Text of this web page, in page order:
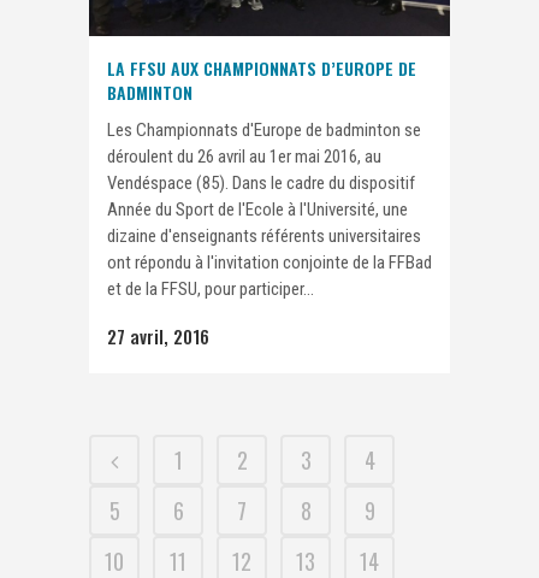
LA FFSU AUX CHAMPIONNATS D’EUROPE DE
BADMINTON
Les Championnats d'Europe de badminton se
déroulent du 26 avril au 1er mai 2016, au
Vendéspace (85). Dans le cadre du dispositif
Année du Sport de l'Ecole à l'Université, une
dizaine d'enseignants référents universitaires
ont répondu à l'invitation conjointe de la FFBad
et de la FFSU, pour participer...
27 avril, 2016
1 2 3
4
5
6 7 8
9
10
11 12 13
14